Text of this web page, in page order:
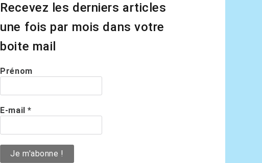
Recevez les derniers articles
une fois par mois dans votre
boite mail
Prénom
E-mail*